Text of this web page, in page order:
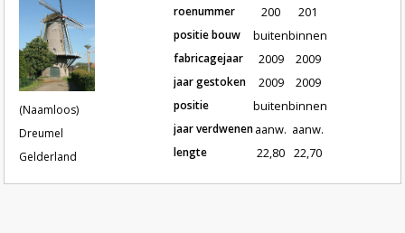
(Naamloos)
Dreumel
Gelderland
Roeden van molen (Naamloos) in
roenummer
positie bouw
fabricagejaar
jaar gestoken
positie
jaar verdwenen
lengte
200
buiten
2009
2009
buiten
aanw.
22,80
201
binnen
2009
2009
binnen
aanw.
22,70